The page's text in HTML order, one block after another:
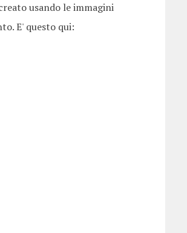
usando le immagini
E' questo qui: